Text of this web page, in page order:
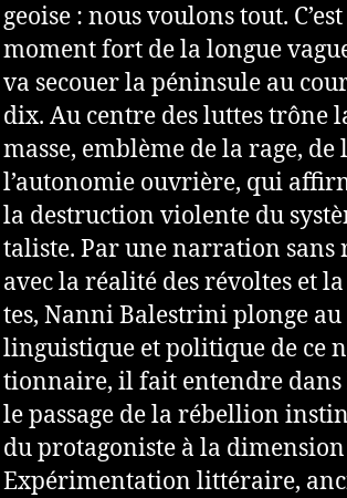
geoi­se : nous vou­lons tout.
moment fort de la longue
va secouer la pénin­sule au
dix. Au centre des luttes trône
masse, emblème de la rage,
l’auto­no­mie ouvrière, qui
la des­truc­tion vio­lente du
ta­liste. Par une nar­ra­tion sans
avec la réa­lité des révol­tes et
tes, Nanni Balestrini plonge
lin­guis­ti­que et poli­ti­que de ce
tion­naire, il fait enten­dre dans
le pas­sage de la rébel­lion
du pro­ta­go­niste à la
Expérimentation lit­té­raire,